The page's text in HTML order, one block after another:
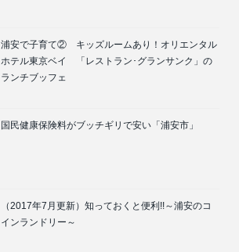
浦安で子育て② キッズルームあり！オリエンタル
ホテル東京ベイ 「レストラン･グランサンク」の
ランチブッフェ
国民健康保険料がブッチギリで安い「浦安市」
（2017年7月更新）知っておくと便利!!～浦安のコ
インランドリー～